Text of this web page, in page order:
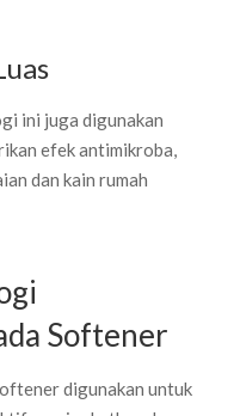
ini juga digunakan
efek antimikroba,
dan kain rumah
Softener
digunakan untuk